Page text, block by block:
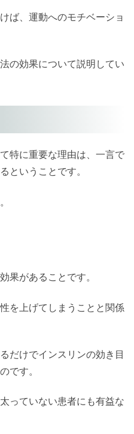
ば、運動へのモチベーショ
の効果について説明してい
特に重要な理由は、一言で
ということです。
果があることです。
を上げてしまうことと関係
だけでインスリンの効き目
です。
っていない患者にも有益な